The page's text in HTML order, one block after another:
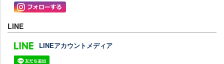
LINE
LINEアカウントメディア